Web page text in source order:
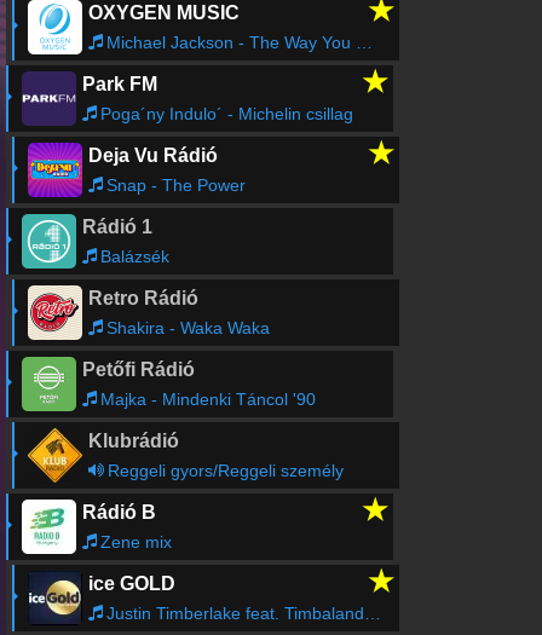
OXYGEN MUSIC ★
Michael Jackson - The Way You Make Me Feel
Park FM ★
Poga´ny Indulo´ - Michelin csillag
Deja Vu Rádió ★
Snap - The Power
Rádió 1
Balázsék
Retro Rádió
Shakira - Waka Waka
Petőfi Rádió
Majka - Mindenki Táncol '90
Klubrádió
Reggeli gyors/Reggeli személy
Rádió B ★
Zene mix
ice GOLD ★
Justin Timberlake feat. Timbaland - SexyBack